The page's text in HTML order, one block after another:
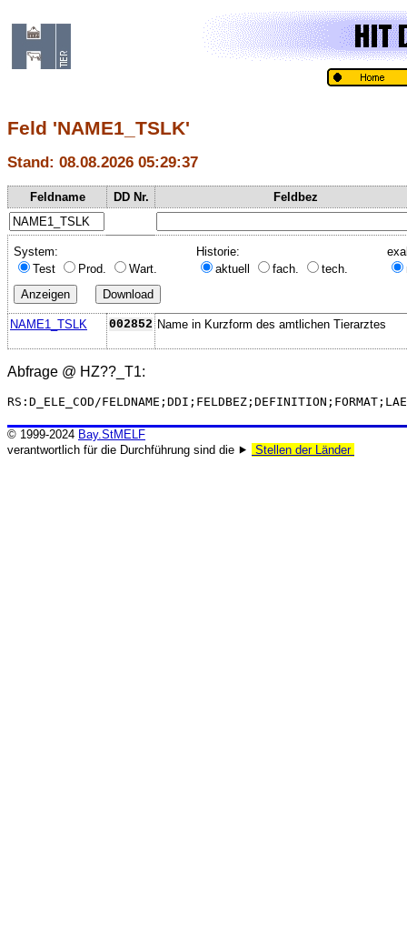
Feld 'NAME1_TSLK'
Stand: 08.08.2026 05:29:37
Feldname DD Nr. Feldbez
System:
Test
Prod. Wart.
Historie:
aktuell
fach. tech.
NAME1_TSLK 002852 Name in Kurzform des amtlichen Tierarztes
Abfrage @ HZ??_T1:
RS:D_ELE_COD/
© 1999-2024 Bay.StMELF
verantwortlich für die Durchführung sind die ⯈
Stellen der Länder